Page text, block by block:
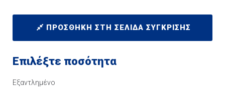
ΠΡΟΣΘΉΚΗ ΣΤΗ ΣΕΛΊΔΑ ΣΎΓΚΡΙΣΗΣ
Επιλέξτε ποσότητα
Εξαντλημένο